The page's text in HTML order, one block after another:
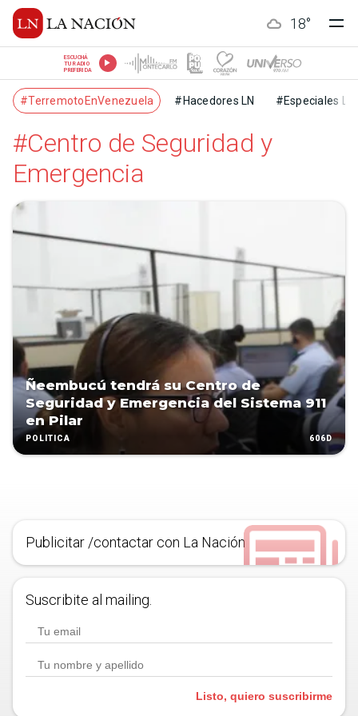
18°
ESCUCHÁ
TU RADIO
PREFERIDA
#TerremotoEnVenezuela #Hacedores LN #Especiales LN
#Centro de Seguridad y
Emergencia
Ñeembucú tendrá su Centro de
Seguridad y Emergencia del Sistema 911
en Pilar
POLÍTICA 606D
Publicitar /contactar con La Nación
Suscribite al mailing.
Listo, quiero suscribirme